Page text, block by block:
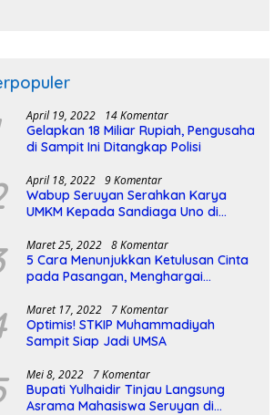
April 19, 2022 14 Komentar
Gelapkan 18 Miliar Rupiah, Pengusaha
di Sampit Ini Ditangkap Polisi
April 18, 2022 9 Komentar
Wabup Seruyan Serahkan Karya
UMKM Kepada Sandiaga Uno di
Maret 25, 2022 8 Komentar
5 Cara Menunjukkan Ketulusan Cinta
pada Pasangan, Menghargai
Maret 17, 2022 7 Komentar
Optimis! STKIP Muhammadiyah
Sampit Siap Jadi UMSA
Mei 8, 2022 7 Komentar
Bupati Yulhaidir Tinjau Langsung
Asrama Mahasiswa Seruyan di